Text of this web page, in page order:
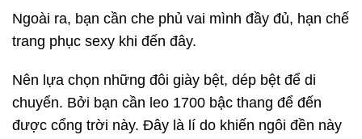
Ngoài ra, bạn cần che phủ vai mình đầy đủ, hạn chế
trang phục sexy khi đến đây.
Nên lựa chọn những đôi giày bệt, dép bệt để di
chuyển. Bởi bạn cần leo 1700 bậc thang để đến
được cổng trời này. Đây là lí do khiến ngôi đền này